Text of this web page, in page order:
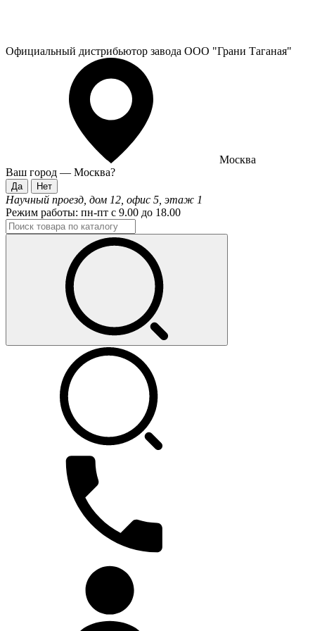
Официальный дистрибьютор завода ООО "Грани Таганая"
Москва
Ваш город — Москва?
Научный проезд, дом 12, офис 5, этаж 1
Режим работы: пн-пт с 9.00 до 18.00